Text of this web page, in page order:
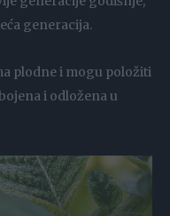
generacija.
plodne i mogu položiti
i odložena u